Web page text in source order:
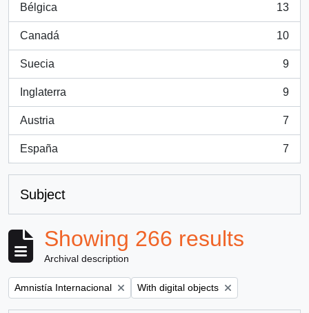
Bélgica
, 13 results
13
Canadá
, 10 results
10
Suecia
, 9 results
9
Inglaterra
, 9 results
9
Austria
, 7 results
7
España
, 7 results
7
Subject
Showing 266 results
Archival description
Remove filter:
Amnistía Internacional Remove filter:
With digital objects